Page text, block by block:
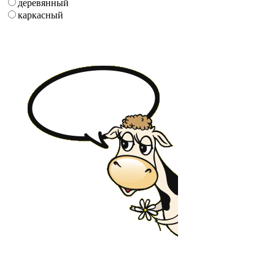
деревянный
каркасный